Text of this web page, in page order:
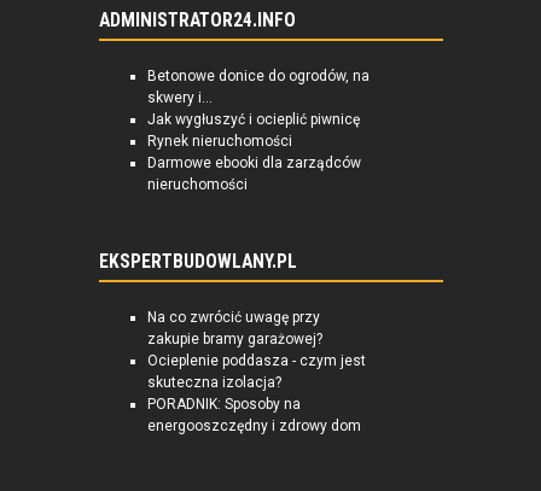
ADMINISTRATOR24.INFO
Betonowe donice do ogrodów, na
skwery i...
Jak wygłuszyć i ocieplić piwnicę
Rynek nieruchomości
Darmowe ebooki dla zarządców
nieruchomości
EKSPERTBUDOWLANY.PL
Na co zwrócić uwagę przy
zakupie bramy garażowej?
Ocieplenie poddasza - czym jest
skuteczna izolacja?
PORADNIK: Sposoby na
energooszczędny i zdrowy dom